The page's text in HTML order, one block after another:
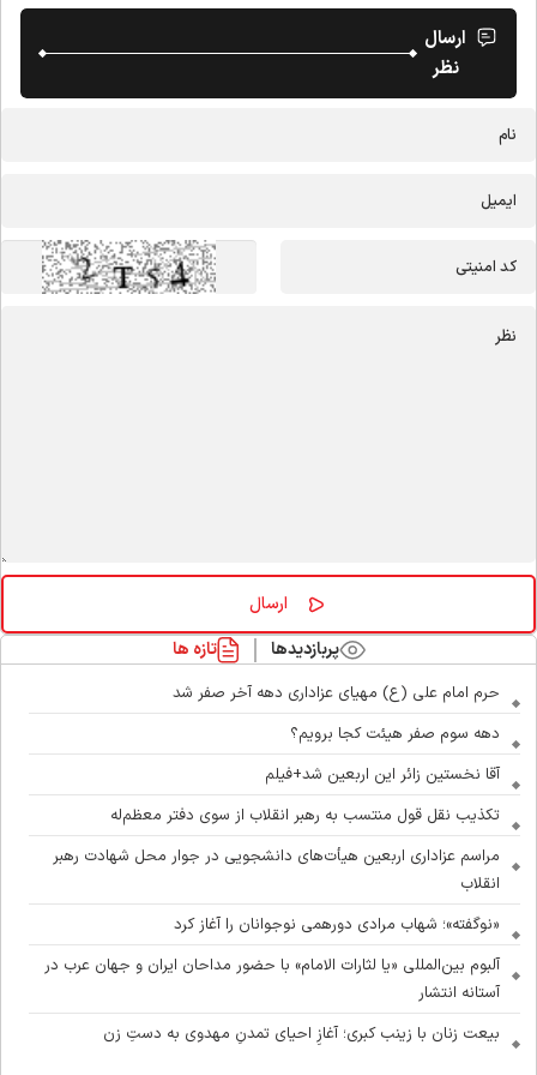
ارسال
نظر
پربازدیدها تازه ها
حرم امام علی (ع) مهیای عزاداری دهه آخر صفر شد
دهه سوم صفر هیئت کجا برویم؟
آقا نخستین زائر این اربعین شد+فیلم
تکذیب نقل قول منتسب به رهبر انقلاب از سوی دفتر معظم‌له
مراسم عزاداری اربعین هیأت‌های دانشجویی در جوار محل شهادت رهبر
انقلاب
«نوگفته»؛ شهاب مرادی دورهمی نوجوانان را آغاز کرد
آلبوم بین‌المللی «یا لثارات الامام» با حضور مداحان ایران و جهان عرب در
آستانه انتشار
بیعت زنان با زینب کبری؛ آغازِ احیای تمدنِ مهدوی به دستِ زن